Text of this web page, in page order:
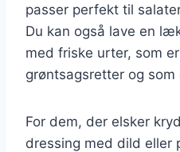
passer perfekt til
Du kan også lave en
med friske urter, som
grøntsagsretter og som
For dem, der elsker
dressing med dild eller